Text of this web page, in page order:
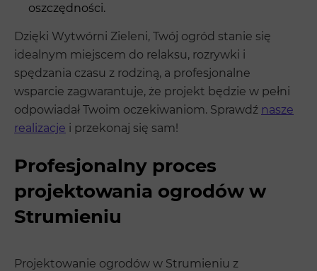
oszczędności.
Dzięki Wytwórni Zieleni, Twój ogród stanie się
idealnym miejscem do relaksu, rozrywki i
spędzania czasu z rodziną, a profesjonalne
wsparcie zagwarantuje, że projekt będzie w pełni
odpowiadał Twoim oczekiwaniom. Sprawdź nasze
realizacje i przekonaj się sam!
Profesjonalny proces
projektowania ogrodów w
Strumieniu
Projektowanie ogrodów w Strumieniu z